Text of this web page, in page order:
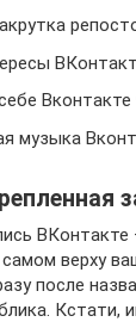
Вконтакте
музыка
верху
после
Кстати,